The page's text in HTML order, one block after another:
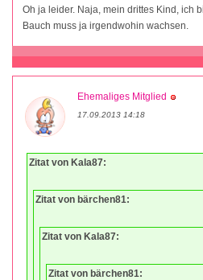
Oh ja leider. Naja, mein drittes Kind, ich
Bauch muss ja irgendwohin wachsen.
Ehemaliges Mitglied
17.09.2013 14:18
Zitat von Kala87:
Zitat von bärchen81:
Zitat von Kala87:
Zitat von bärchen81: